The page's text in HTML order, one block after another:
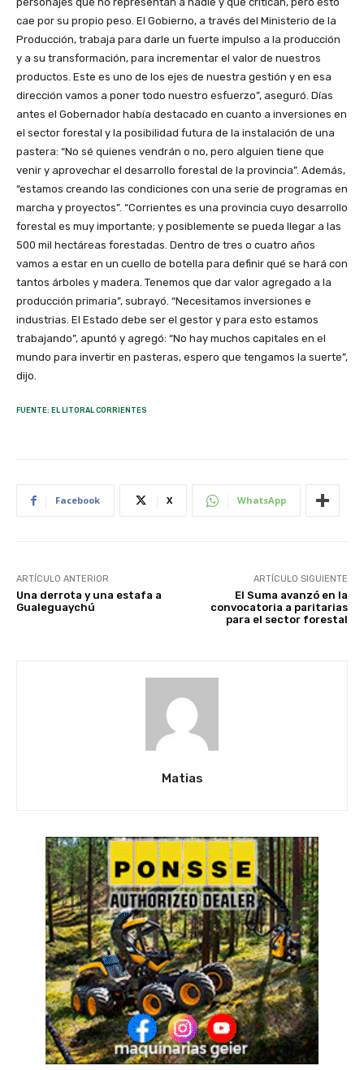
cae por su propio peso. El Gobierno, a través del Ministerio de la
Producción, trabaja para darle un fuerte impulso a la producción
y a su transformación, para incrementar el valor de nuestros
productos. Este es uno de los ejes de nuestra gestión y en esa
dirección vamos a poner todo nuestro esfuerzo”, aseguró. Días
antes el Gobernador había destacado en cuanto a inversiones en
el sector forestal y la posibilidad futura de la instalación de una
pastera: “No sé quienes vendrán o no, pero alguien tiene que
venir y aprovechar el desarrollo forestal de la provincia”. Además,
“estamos creando las condiciones con una serie de programas en
marcha y proyectos”. “Corrientes es una provincia cuyo desarrollo
forestal es muy importante; y posiblemente se pueda llegar a las
500 mil hectáreas forestadas. Dentro de tres o cuatro años
vamos a estar en un cuello de botella para definir qué se hará con
tantos árboles y madera. Tenemos que dar valor agregado a la
producción primaria”, subrayó. “Necesitamos inversiones e
industrias. El Estado debe ser el gestor y para esto estamos
trabajando”, apuntó y agregó: “No hay muchos capitales en el
mundo para invertir en pasteras, espero que tengamos la suerte”,
dijo.
FUENTE: EL LITORAL CORRIENTES
Facebook X WhatsApp
ARTÍCULO ANTERIOR
Una derrota y una estafa a
Gualeguaychú
ARTÍCULO SIGUIENTE
El Suma avanzó en la
convocatoria a paritarias
para el sector forestal
Matias